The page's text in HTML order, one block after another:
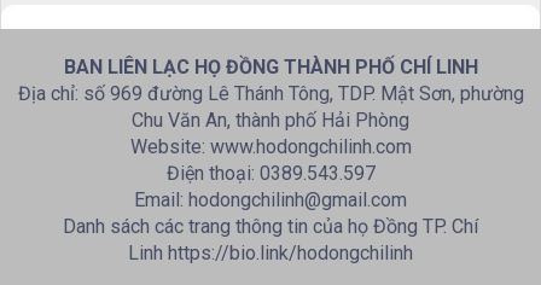
BAN LIÊN LẠC HỌ ĐỒNG THÀNH PHỐ CHÍ LINH
Địa chỉ: số 969 đường Lê Thánh Tông, TDP. Mật Sơn, phường
Chu Văn An, thành phố Hải Phòng
Website: www.hodongchilinh.com
Điện thoại: 0389.543.597
Email: hodongchilinh@gmail.com
Danh sách các trang thông tin của họ Đồng TP. Chí
Linh https://bio.link/hodongchilinh